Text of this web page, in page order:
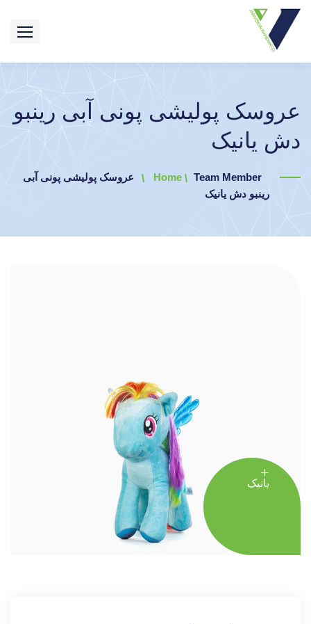
عروسک پولیشی پونی آبی رینبو
دش یانیک
Home Team Member
عروسک پولیشی پونی آبی
رینبو دش یانیک
یانیک